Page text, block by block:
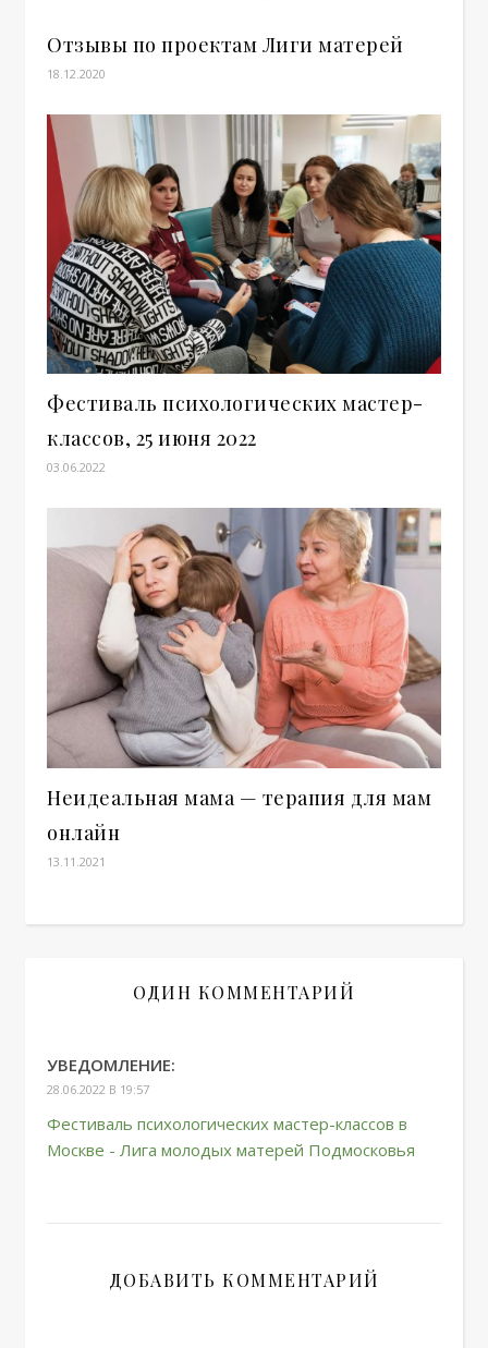
Отзывы по проектам Лиги матерей
18.12.2020
Фестиваль психологических мастер-
классов, 25 июня 2022
03.06.2022
Неидеальная мама — терапия для мам
онлайн
13.11.2021
ОДИН КОММЕНТАРИЙ
УВЕДОМЛЕНИЕ:
28.06.2022 В 19:57
Фестиваль психологических мастер-классов в
Москве - Лига молодых матерей Подмосковья
ДОБАВИТЬ КОММЕНТАРИЙ